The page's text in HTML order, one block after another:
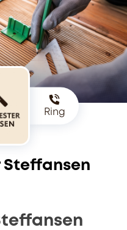
Ring
Steffansen